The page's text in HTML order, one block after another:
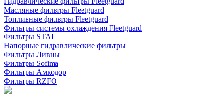
Масляные фильтры Fleetguard
Топливные фильтры Fleetguard
Фильтры системы охлаждения Fleetguard
Фильтры STAL
Напорные гидравлические фильтры
Фильтры Ливны
Фильтры Sofima
Фильтры Амкодор
Фильтры RZFO